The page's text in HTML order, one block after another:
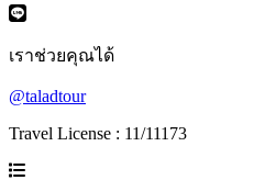
เราช่วยคุณได้
@taladtour
Travel License : 11/11173